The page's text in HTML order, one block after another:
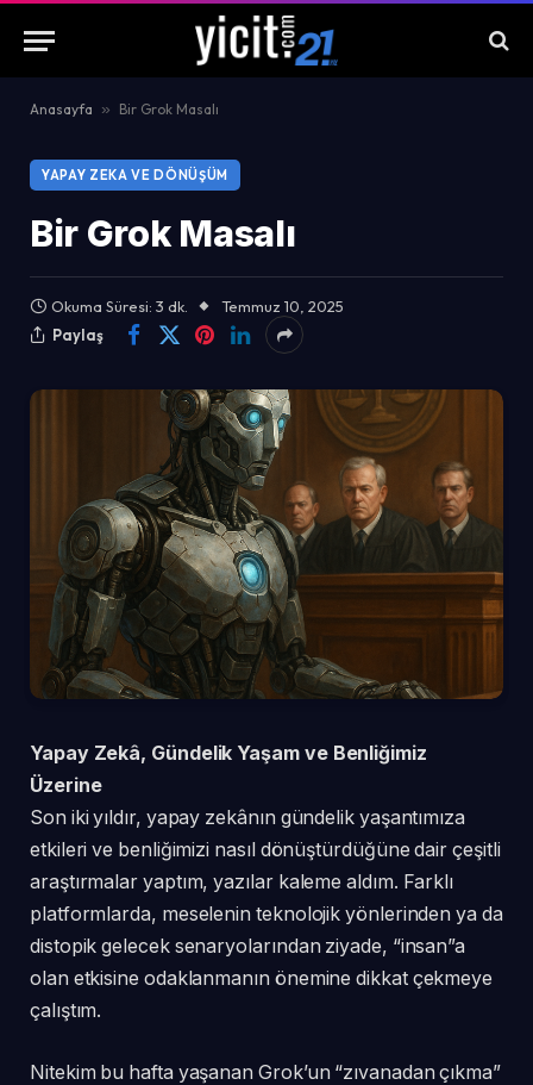
Anasayfa » Bir Grok Masalı
YAPAY ZEKA VE DÖNÜŞÜM
Bir Grok Masalı
Okuma Süresi: 3 dk.
Temmuz 10, 2025
Paylaş
Yapay Zekâ, Gündelik Yaşam ve Benliğimiz
Üzerine
Son iki yıldır, yapay zekânın gündelik yaşantımıza
etkileri ve benliğimizi nasıl dönüştürdüğüne dair çeşitli
araştırmalar yaptım, yazılar kaleme aldım. Farklı
platformlarda, meselenin teknolojik yönlerinden ya da
distopik gelecek senaryolarından ziyade, “insan”a
olan etkisine odaklanmanın önemine dikkat çekmeye
çalıştım.
Nitekim bu hafta yaşanan Grok’un “zıvanadan çıkma”